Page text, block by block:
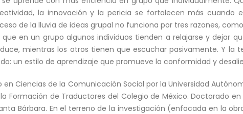
la innovación y la pericia se fortalecen más cuando
de la lluvia de ideas grupal no funciona por tres razones,
en un grupo algunos individuos tienden a relajarse y dejar
mientras los otros tienen que escuchar pasivamente. Y la
un estilo de aprendizaje que promueve la conformidad y
en Ciencias de la Comunicación Social por la Universidad
Formación de Traductores del Colegio de México. Doctorado
Bárbara. En el terreno de la investigación (enfocada en la